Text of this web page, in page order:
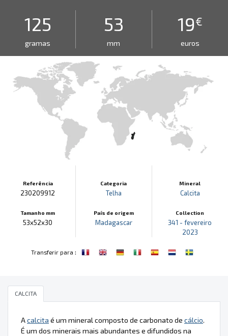
125
gramas
53
mm
19€
euros
Referência
230209912
Tamanho mm
53x52x30
Categoria
Telha
País de origem
Madagascar
Mineral
Calcita
Collection
341 - fevereiro
2023
Transferir para :
CALCITA
Acalcita é um mineral composto de carbonato de cálcio.
É um dos minerais mais abundantes e difundidos na